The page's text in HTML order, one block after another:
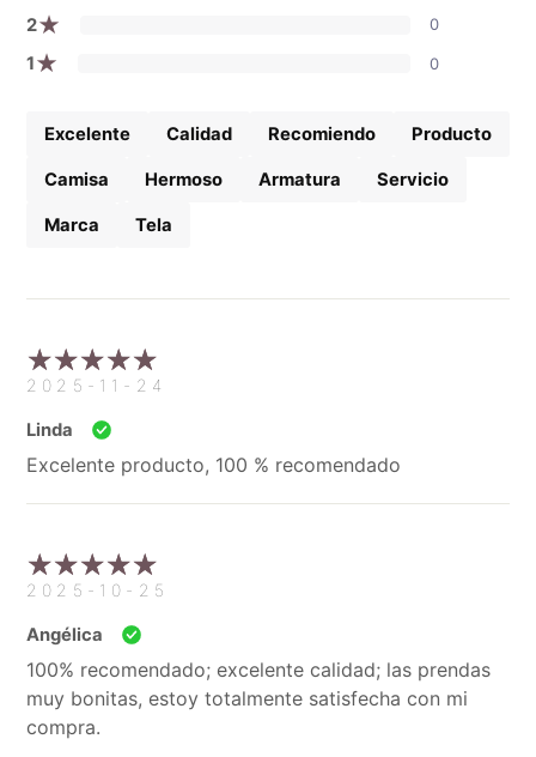
2★ 0
1★ 0
Excelente Calidad Recomiendo Producto
Camisa Hermoso Armatura Servicio
Marca Tela
2025-11-24
Linda
Excelente producto, 100 % recomendado
2025-10-25
Angélica
100% recomendado; excelente calidad; las prendas
muy bonitas, estoy totalmente satisfecha con mi
compra.